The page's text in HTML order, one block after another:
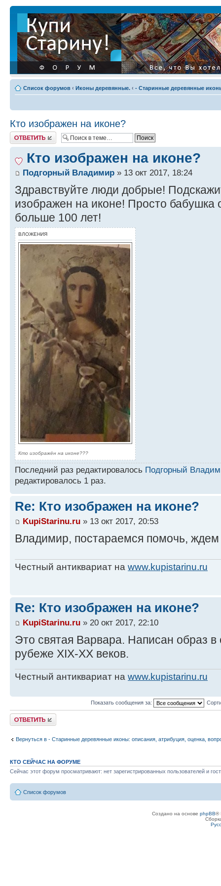
Список форумов ‹ Иконы деревянные. ‹ - Старинные деревянные
Кто изображен на иконе?
Ответить
Кто изображен на иконе?
Подгорный Владимир » 13 окт 2017, 18:24
Здравствуйте люди добрые!
изображен на иконе! Просто бабушка
больше 100 лет!
ВЛОЖЕНИЯ
Кто изображён на иконе???
Последний раз редактировалось Подгорный
редактировалось 1 раз.
Re: Кто изображен на иконе?
KupiStarinu.ru » 13 окт 2017, 20:53
Владимир, постараемся помочь,
Честный антиквариат на www.kupistarinu.ru
Re: Кто изображен на иконе?
KupiStarinu.ru » 20 окт 2017, 22:10
Это святая Варвара. Написан образ
рубеже XIX-XX веков.
Честный антиквариат на www.kupistarinu.ru
Показать сообщения за:
Ответить
Вернуться в - Старинные деревянные иконы: описания, атрибуция, оценка,
КТО СЕЙЧАС НА ФОРУМЕ
Сейчас этот форум просматривают: нет зарегистрированных пользователей и
Список форумов
Создано на основе phpBB®